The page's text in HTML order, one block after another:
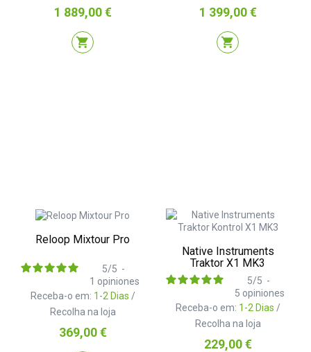
Preço
1 889,00 €
shopping_cart
Preço
1 399,00 €
shopping_cart
Reloop Mixtour Pro
Receba-o em: 1-2 Dias /
Recolha na loja
5/5 -
1 opiniones
Preço
369,00 €
Native Instruments
Traktor X1 MK3
Receba-o em: 1-2 Dias /
Recolha na loja
5/5 -
5 opiniones
Preço
229,00 €